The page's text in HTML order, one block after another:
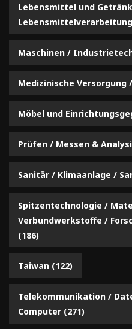
Lebensmittel und
Lebensmittelverarbeitung
Maschinen /
Medizinische Versorgung
Möbel und
Prüfen / Messen &
Sanitär / Klimaanlage /
Spitzentechnologie /
Verbundwerkstoffe /
(186)
Taiwan (122)
Telekommunikation /
Computer (271)